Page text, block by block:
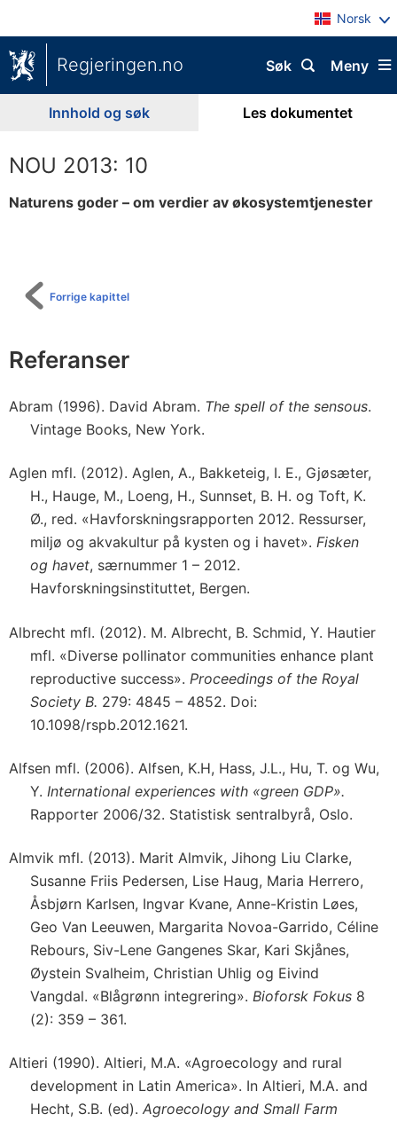
Norsk
Regjeringen.no Meny
Søk
Innhold og søk Les dokumentet
NOU 2013: 10
Naturens goder – om verdier av økosystemtjenester
Forrige kapittel
Referanser
Abram (1996). David Abram. The spell of the sensous.
Vintage Books, New York.
Aglen mfl. (2012). Aglen, A., Bakketeig, I. E., Gjøsæter,
H., Hauge, M., Loeng, H., Sunnset, B. H. og Toft, K.
Ø., red. «Havforskningsrapporten 2012. Ressurser,
miljø og akvakultur på kysten og i havet». Fisken
og havet, særnummer 1 – 2012.
Havforskningsinstituttet, Bergen.
Albrecht mfl. (2012). M. Albrecht, B. Schmid, Y. Hautier
mfl. «Diverse pollinator communities enhance plant
reproductive success». Proceedings of the Royal
Society B. 279: 4845 – 4852. Doi:
10.1098/rspb.2012.1621.
Alfsen mfl. (2006). Alfsen, K.H, Hass, J.L., Hu, T. og Wu,
Y. International experiences with «green GDP».
Rapporter 2006/32. Statistisk sentralbyrå, Oslo.
Almvik mfl. (2013). Marit Almvik, Jihong Liu Clarke,
Susanne Friis Pedersen, Lise Haug, Maria Herrero,
Åsbjørn Karlsen, Ingvar Kvane, Anne-Kristin Løes,
Geo Van Leeuwen, Margarita Novoa-Garrido, Céline
Rebours, Siv-Lene Gangenes Skar, Kari Skjånes,
Øystein Svalheim, Christian Uhlig og Eivind
Vangdal. «Blågrønn integrering». Bioforsk Fokus 8
(2): 359 – 361.
Altieri (1990). Altieri, M.A. «Agroecology and rural
development in Latin America». In Altieri, M.A. and
Hecht, S.B. (ed). Agroecology and Small Farm